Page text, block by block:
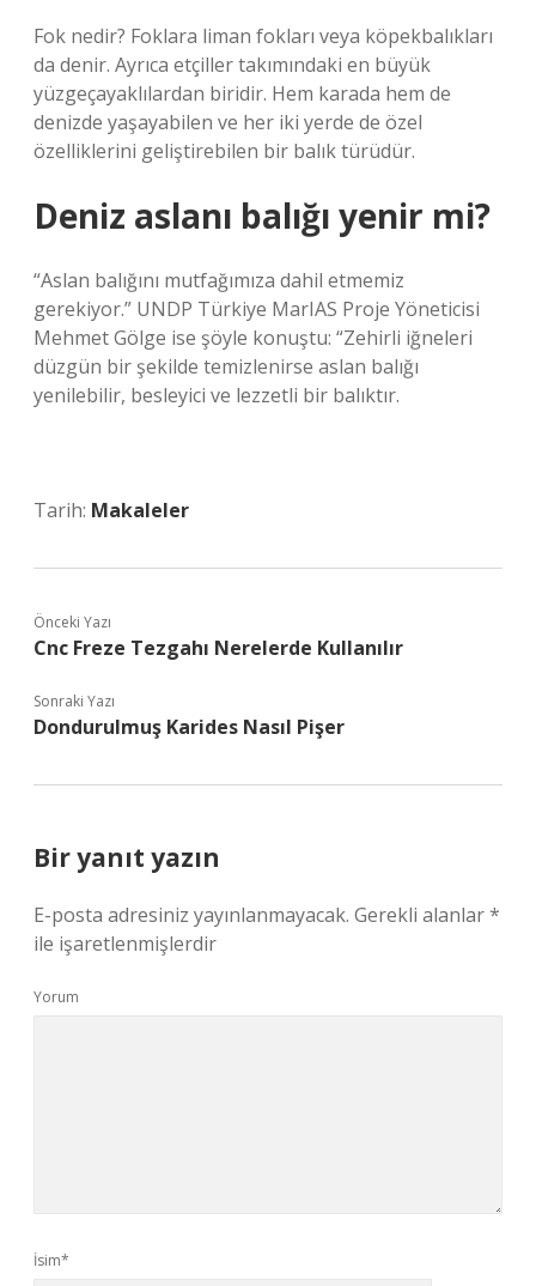
Fok nedir? Foklara liman fokları veya köpekbalıkları
da denir. Ayrıca etçiller takımındaki en büyük
yüzgeçayaklılardan biridir. Hem karada hem de
denizde yaşayabilen ve her iki yerde de özel
özelliklerini geliştirebilen bir balık türüdür.
Deniz aslanı balığı yenir mi?
“Aslan balığını mutfağımıza dahil etmemiz
gerekiyor.” UNDP Türkiye MarIAS Proje Yöneticisi
Mehmet Gölge ise şöyle konuştu: “Zehirli iğneleri
düzgün bir şekilde temizlenirse aslan balığı
yenilebilir, besleyici ve lezzetli bir balıktır.
Tarih: Makaleler
Önceki Yazı
Cnc Freze Tezgahı Nerelerde Kullanılır
Sonraki Yazı
Dondurulmuş Karides Nasıl Pişer
Bir yanıt yazın
E-posta adresiniz yayınlanmayacak. Gerekli alanlar*
ile işaretlenmişlerdir
Yorum
İsim*